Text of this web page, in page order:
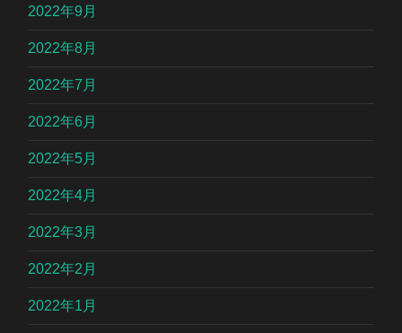
2022年9月
2022年8月
2022年7月
2022年6月
2022年5月
2022年4月
2022年3月
2022年2月
2022年1月